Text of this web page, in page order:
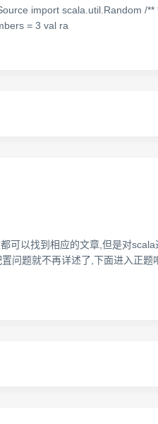
import scala.util.Random /
= 3 val ra
可以找到相应的文章,但是对
问题就不再详述了,下面进入正题